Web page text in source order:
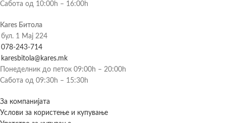
Сабота од 10:00h – 16:00h
Kares Битола
бул. 1 Мај 224
078-243-714
karesbitola@kares.mk
Понеделник до петок 09:00h – 20:00h
Сабота од 09:30h – 15:30h
За компанијата
Услови за користење и купување